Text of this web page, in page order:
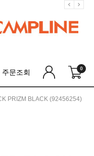
주문조회 0
PRIZM BLACK (92456254)